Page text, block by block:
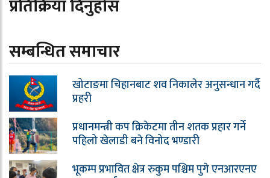
प्रतिक्रिया दिनुहोस
सम्बन्धित समाचार
खोटाङमा चिहानबाट शव निकालेर अनुसन्धान गर्दै
प्रहरी
प्रधानमन्त्री कप क्रिकेटमा तीन शतक प्रहार गर्ने
पहिलो खेलाडी बने विनोद भण्डारी
भूकम्प प्रभावित क्षेत्र रुकुम पश्चिम पुगे एनआरएनए